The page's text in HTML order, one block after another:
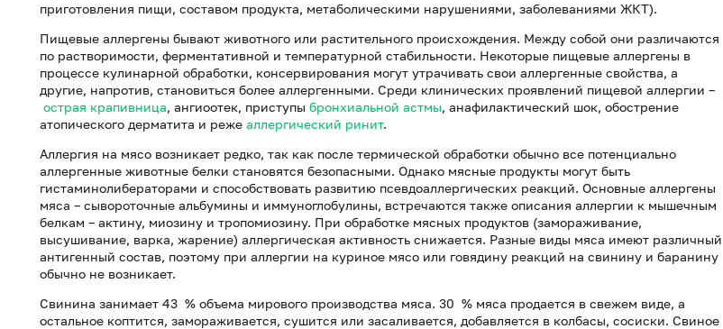
приготовления пищи, составом продукта, метаболическими нарушениями, заболеваниями ЖКТ).
Пищевые аллергены бывают животного или растительного происхождения. Между собой они различаются
по растворимости, ферментативной и температурной стабильности. Некоторые пищевые аллергены в
процессе кулинарной обработки, консервирования могут утрачивать свои аллергенные свойства, а
другие, напротив, становиться более аллергенными. Среди клинических проявлений пищевой аллергии –
острая крапивница, ангиоотек, приступы бронхиальной астмы, анафилактический шок, обострение
атопического дерматита и реже аллергический ринит.
Аллергия на мясо возникает редко, так как после термической обработки обычно все потенциально
аллергенные животные белки становятся безопасными. Однако мясные продукты могут быть
гистаминолибераторами и способствовать развитию псевдоаллергических реакций. Основные аллергены
мяса – сывороточные альбумины и иммуноглобулины, встречаются также описания аллергии к мышечным
белкам – актину, миозину и тропомиозину. При обработке мясных продуктов (замораживание,
высушивание, варка, жарение) аллергическая активность снижается. Разные виды мяса имеют различный
антигенный состав, поэтому при аллергии на куриное мясо или говядину реакций на свинину и баранину
обычно не возникает.
Свинина занимает 43 % объема мирового производства мяса. 30 % мяса продается в свежем виде, а
остальное коптится, замораживается, сушится или засаливается, добавляется в колбасы, сосиски. Свиное